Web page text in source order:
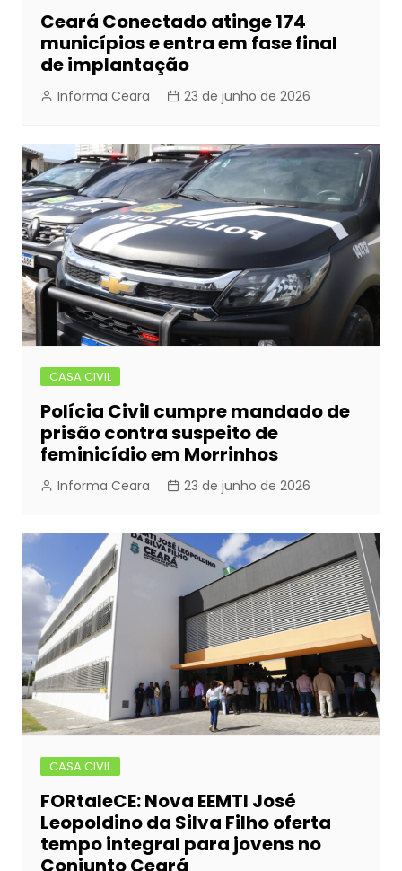
Ceará Conectado atinge 174
municípios e entra em fase final
de implantação
Informa Ceara 23 de junho de 2026
CASA CIVIL
Polícia Civil cumpre mandado de
prisão contra suspeito de
feminicídio em Morrinhos
Informa Ceara 23 de junho de 2026
CASA CIVIL
FORtaleCE: Nova EEMTI José
Leopoldino da Silva Filho oferta
tempo integral para jovens no